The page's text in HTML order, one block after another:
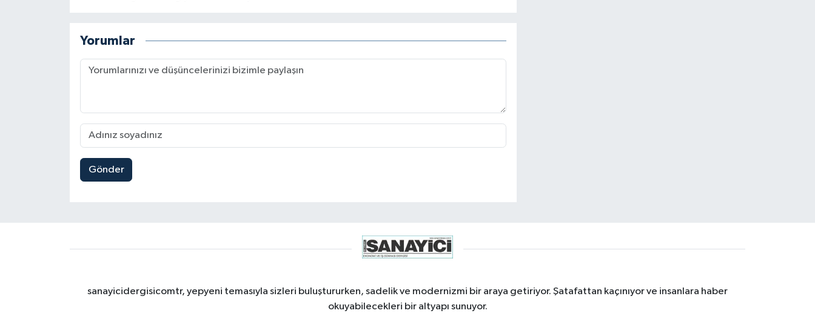
Yorumlar
Gönder
sanayicidergisicomtr, yepyeni temasıyla sizleri buluştururken, sadelik ve modernizmi bir araya getiriyor. Şatafattan kaçınıyor ve insanlara haber
okuyabilecekleri bir altyapı sunuyor.